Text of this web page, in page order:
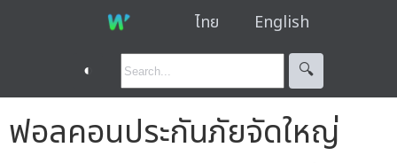
ไทย English
◐ 🔍︎
ฟอลคอนประกันภัยจัดใหญ่